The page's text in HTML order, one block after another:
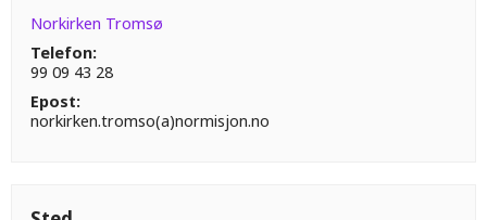
Norkirken Tromsø
Telefon:
99 09 43 28
Epost:
norkirken.tromso(a)normisjon.no